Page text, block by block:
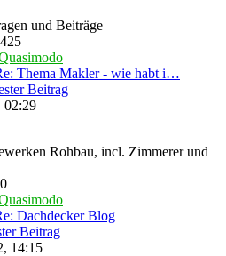
und Beiträge
425
Thema Makler - wie habt i…
Beitrag
02:29
Rohbau, incl. Zimmerer und
Dachdecker Blog
Beitrag
14:15